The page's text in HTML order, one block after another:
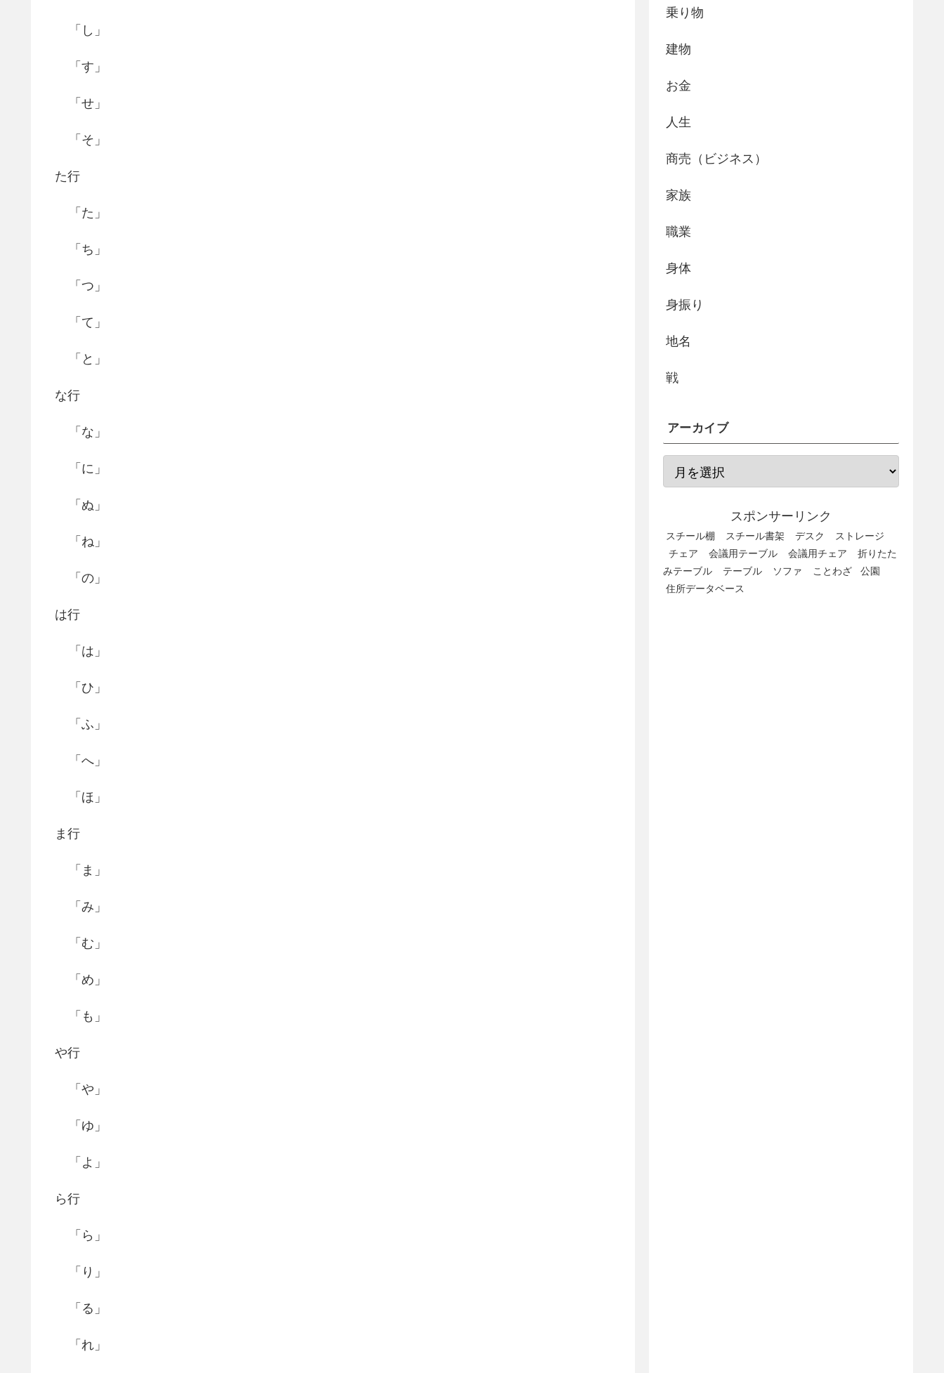
「し」
「す」
「せ」
「そ」
た行
「た」
「ち」
「つ」
「て」
「と」
な行
「な」
「に」
「ぬ」
「ね」
「の」
は行
「は」
「ひ」
「ふ」
「へ」
「ほ」
ま行
「ま」
「み」
「む」
「め」
「も」
や行
「や」
「ゆ」
「よ」
ら行
「ら」
「り」
「る」
「れ」
乗り物
建物
お金
人生
商売（ビジネス）
家族
職業
身体
身振り
地名
戦
アーカイブ
スポンサーリンク
スチール棚 スチール書架 デスク
ストレージ
チェア
会議用テーブル 会議用チェア
折りたた
みテーブル
テーブル ソファ ことわざ
公園
住所データベース